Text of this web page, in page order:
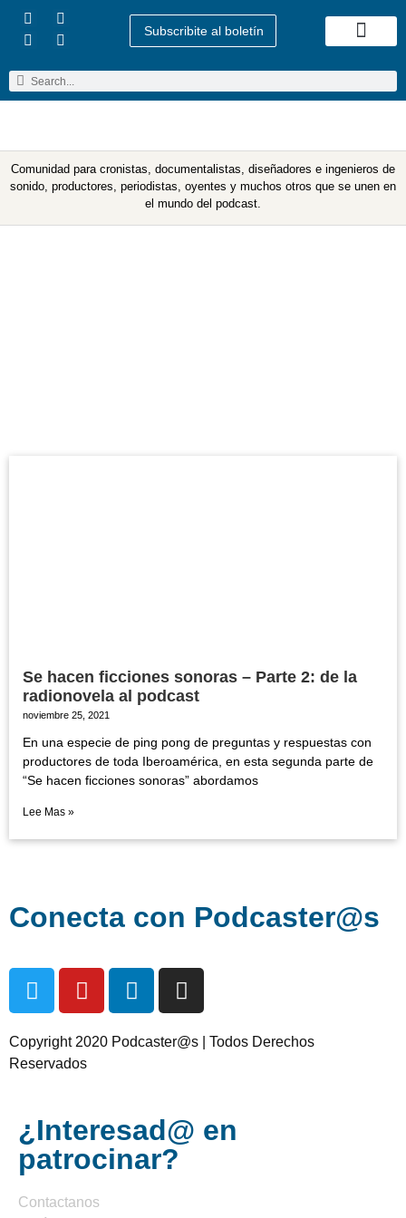
Subscribite al boletín
Comunidad para cronistas, documentalistas, diseñadores e ingenieros de
sonido, productores, periodistas, oyentes y muchos otros que se unen en
el mundo del podcast.
Se hacen ficciones sonoras – Parte 2: de la
radionovela al podcast
noviembre 25, 2021
En una especie de ping pong de preguntas y respuestas con
productores de toda Iberoamérica, en esta segunda parte de
“Se hacen ficciones sonoras” abordamos
Lee Mas »
Conecta con Podcaster@s
Copyright 2020 Podcaster@s | Todos Derechos
Reservados
¿Interesad@ en
patrocinar?
Contactanos